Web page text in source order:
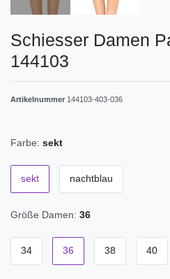
Schiesser Damen
144103
Artikelnummer 144103-403-036
Farbe: sekt
sekt nachtblau
Größe Damen: 36
34 36 38 40